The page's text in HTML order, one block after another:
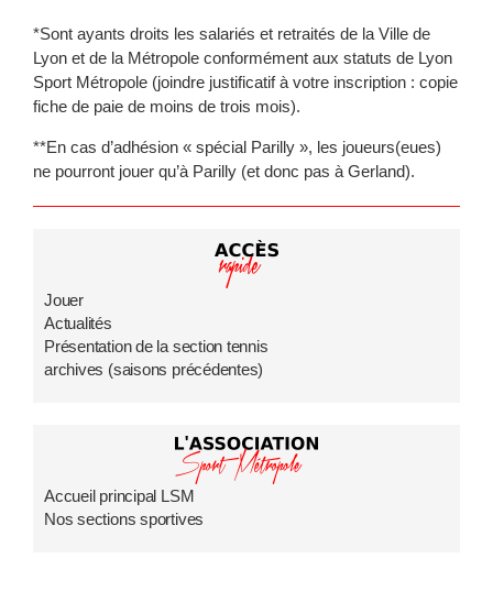
*Sont ayants droits les salariés et retraités de la Ville de
Lyon et de la Métropole conformément aux statuts de Lyon
Sport Métropole (joindre justificatif à votre inscription : copie
fiche de paie de moins de trois mois).
**En cas d’adhésion « spécial Parilly », les joueurs(eues)
ne pourront jouer qu’à Parilly (et donc pas à Gerland).
Jouer
Actualités
Présentation de la section tennis
archives (saisons précédentes)
Accueil principal LSM
Nos sections sportives